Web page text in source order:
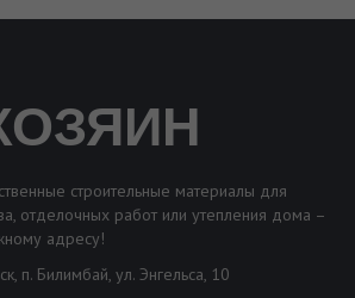
строительные материалы для
отделочных работ или утепления дома –
адресу!
п. Билимбай, ул. Энгельса, 10